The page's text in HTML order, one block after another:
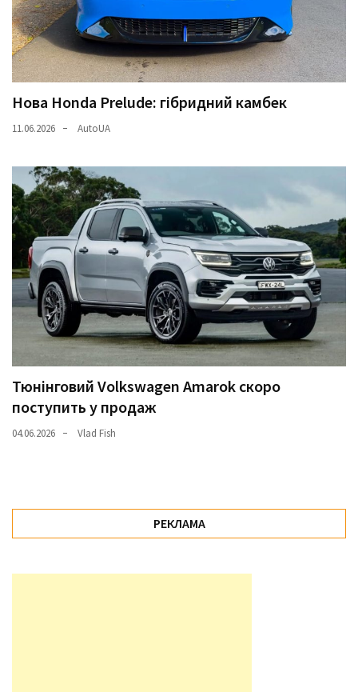
Нова Honda Prelude: гібридний камбек
11.06.2026 AutoUA
Тюнінговий Volkswagen Amarok скоро
поступить у продаж
04.06.2026 Vlad Fish
РЕКЛАМА